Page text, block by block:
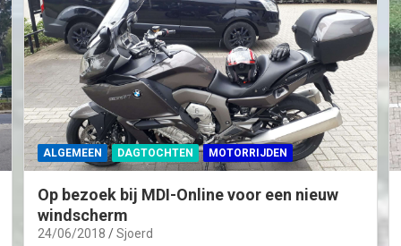
ALGEMEEN DAGTOCHTEN MOTORRIJDEN
Op bezoek bij MDI-Online voor een nieuw
windscherm
24/06/2018 Sjoerd